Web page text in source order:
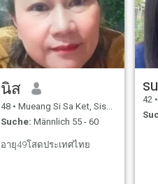
นิส
48 • Mueang Si Sa Ket, Sisaket, Thailand
Suche: Männlich 55 - 60
อายุ49โสดประเทศไทย
42 •